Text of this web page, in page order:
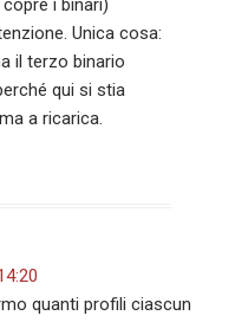
i binari)
Unica cosa:
il terzo binario
qui si stia
a ricarica.
quanti profili ciascun